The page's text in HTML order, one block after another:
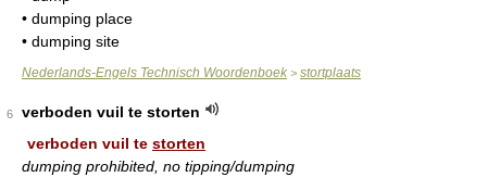
• dumping place
• dumping site
Nederlands-Engels Technisch Woordenboek > stortplaats
6
verboden vuil te storten
verboden vuil te storten
dumping prohibited, no tipping/dumping